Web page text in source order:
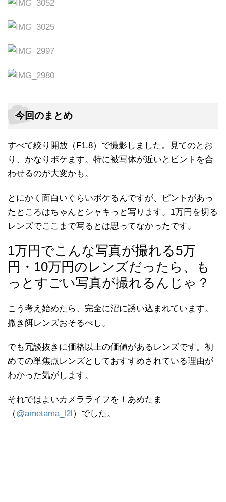
今回のまとめ
すべて絞り開放（F1.8）で撮影しました。見てのとお
り、かなりボケます。特に被写体が近いとピントを合
わせるのが大変かも。
とにかく面白いぐらいボケるんですが、ピントがあっ
たところはちゃんとシャキっと写ります。1万円を切る
レンズでここまで写るとは思ってなかったです。
1万円でこんな写真が撮れる5万
円・10万円のレンズだったら、も
っとすごい写真が撮れるんじゃ？
こう考え始めたら、完全に沼に誘い込まれています。
撒き餌レンズおそるべし。
でも冗談抜きに価格以上の価値があるレンズです。初
めての単焦点レンズとしておすすめされている理由が
わかった気がします。
それではよいカメラライフを！あめたま
（@ametama_l2l）でした。